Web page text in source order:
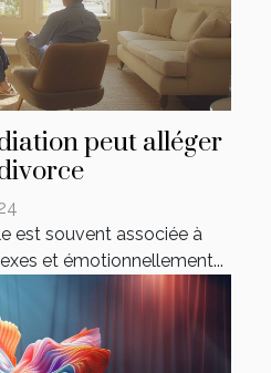
peut alléger
est souvent associée à
et émotionnellement...